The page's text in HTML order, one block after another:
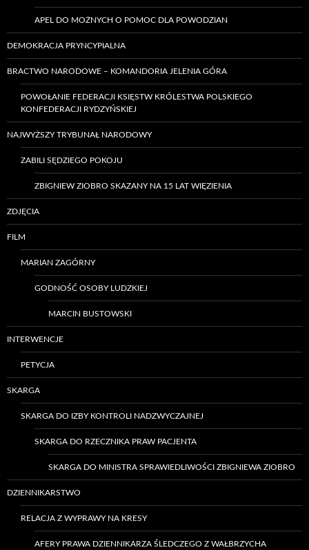
APEL DO MOŻNYCH O POMOC DLA POWODZIAN
DEMOKRACJA PRYNCYPIALNA
BRACTWO NARODOWE – KOMANDORIA JELENIA GÓRA
POWOŁANIE FEDERACJI KSIĘSTW KRÓLESTWA POLSKIEGO
KONFEDERACJI RYDZYŃSKIEJ
NAJWYŻSZY TRYBUNAŁ NARODOWY
ZABILI SĘDZIEGO POKOJU
ZBIGNIEW ZIOBRO SKAZANY NA 15 LAT WIĘZIENIA
ZDJĘCIA
FILM
MARIAN ZAGÓRNY
GODNOŚĆ OSOBY LUDZKIEJ
MARCIN BUSTOWSKI
INTERWENCJE
PETYCJA
SKARGA
SKARGA DO IZBY KONTROLI NADZWYCZAJNEJ
SKARGA DO RZECZNIKA PRAW PACJENTA
SKARGA DO MINISTRA SPRAWIEDLIWOŚCI ZBIGNIEWA ZIOBRO
DZIENNIKARSTWO
RELACJA Z WYPRAWY NA KRESY
AFERY PRAWA DZIENNIKARZA ŚLEDCZEGO Z WAŁBRZYCHA